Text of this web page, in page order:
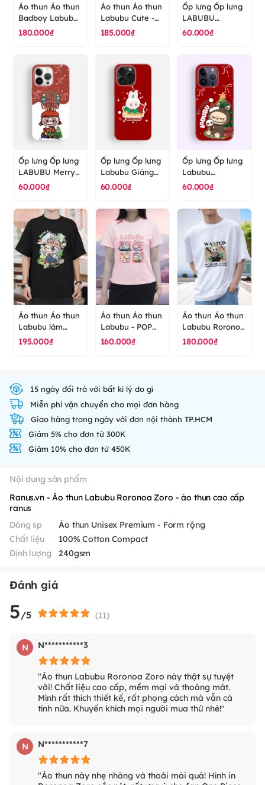
Áo thun Áo thun
Badboy Labubu
- áo thun cao
180.000₫
Áo thun Áo thun
Labubu Cute -
The Monster - áo
185.000₫
Ốp lưng Ốp lưng
LABUBU
CHRISTMAS
cấp ranus
60.000₫
Ốp lưng Ốp lưng
LABUBU Merry
Christmas
ranus
60.000₫
Ốp lưng Ốp lưng
Labubu Giáng
Sinh Popmart -
60.000₫
Ốp lưng Ốp lưng
Labubu
christmas
ranus
60.000₫
Áo thun Áo thun
Labubu làm
vườn - POP
195.000₫
Áo thun Áo thun
Labubu - POP
MART - áo thun
160.000₫
Áo thun Áo thun
Labubu Roronoa
Zoro - áo thun
180.000₫
15 ngày đổi trả với bất kì lý do gì
Miễn phí vận chuyển cho mọi đơn hàng
Giao hàng trong ngày với đơn nội thành TP.HCM
Giảm 5% cho đơn từ 300K
Giảm 10% cho đơn từ 450K
Nội dung sản phẩm
Ranus.vn - Áo thun Labubu Roronoa Zoro - áo thun cao cấp
ranus
Dòng sp
Áo thun Unisex Premium - Form rộng
Chất liệu
100% Cotton Compact
Định lượng
240gsm
Đánh giá
5/5 (11)
N N***********3
"Áo thun Labubu Roronoa Zoro này thật sự tuyệt
vời! Chất liệu cao cấp, mềm mại và thoáng mát.
Mình rất thích thiết kế, rất phong cách mà vẫn cá
tính nữa. Khuyến khích mọi người mua thử nhé!"
N N***********7
"Áo thun này nhẹ nhàng và thoải mái quá! Hình in